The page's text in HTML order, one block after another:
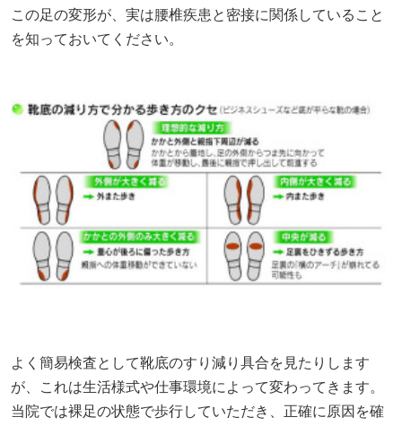
この足の変形が、実は腰椎疾患と密接に関係していること
を知っておいてください。
よく簡易検査として靴底のすり減り具合を見たりします
が、これは生活様式や仕事環境によって変わってきます。
当院では裸足の状態で歩行していただき、正確に原因を確